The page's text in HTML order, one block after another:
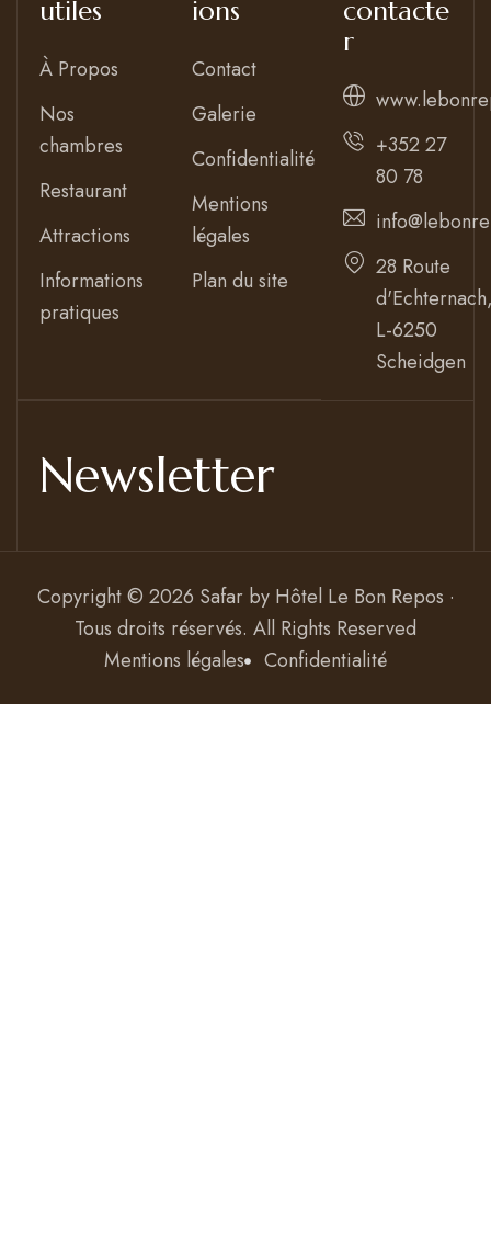
utiles
À Propos
Nos
chambres
Restaurant
Attractions
Informations
pratiques
ions
Contact
Galerie
Confidentialité
Mentions
légales
Plan du site
contacte
r
+352 27
80 78
28 Route
L-6250
Scheidgen
Newsletter
Copyright © 2026 Safar by Hôtel Le Bon Repos ·
Tous droits réservés. All Rights Reserved
Mentions légales
Confidentialité